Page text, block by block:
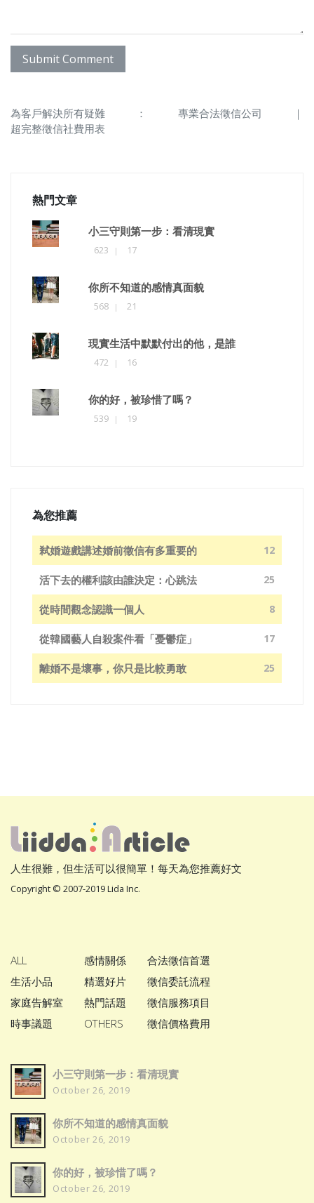
Submit Comment
為客戶解決所有疑難 ： 專業合法徵信公司 ｜
超完整徵信社費用表
熱門文章
小三守則第一步：看清現實
623 17
你所不知道的感情真面貌
568 21
現實生活中默默付出的他，是誰
472 16
你的好，被珍惜了嗎？
539 19
為您推薦
弒婚遊戲講述婚前徵信有多重要的 12
活下去的權利該由誰決定：心跳法 25
從時間觀念認識一個人 8
從韓國藝人自殺案件看「憂鬱症」 17
離婚不是壞事，你只是比較勇敢 25
人生很難，但生活可以很簡單！每天為您推薦好文
Copyright © 2007-2019 Lida Inc.
ALL
生活小品
家庭告解室
時事議題
感情關係
精選好片
熱門話題
OTHERS
合法徵信首選
徵信委託流程
徵信服務項目
徵信價格費用
小三守則第一步：看清現實
October 26, 2019
你所不知道的感情真面貌
October 26, 2019
你的好，被珍惜了嗎？
October 26, 2019